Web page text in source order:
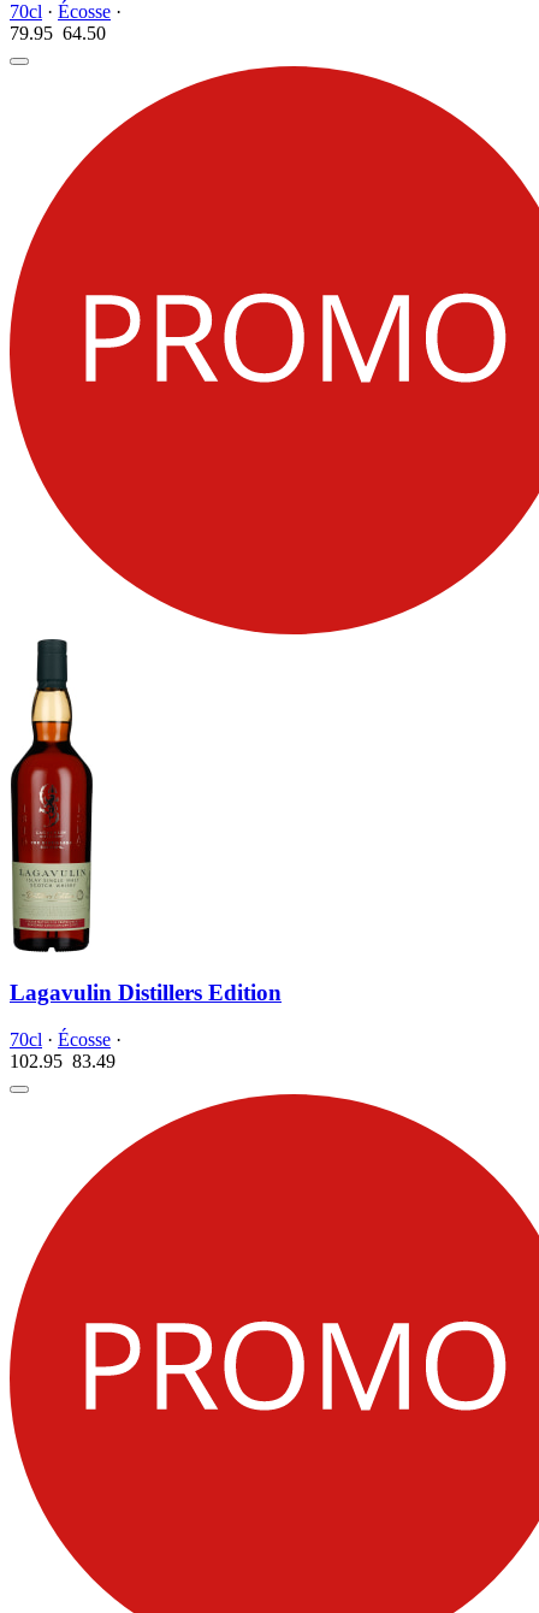
70cl · Écosse ·
79.95 64.50
Lagavulin Distillers Edition
70cl · Écosse ·
102.95 83.49